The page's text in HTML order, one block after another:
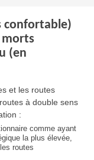
confortable)
(en
et les routes
à double sens
:
comme ayant
la plus élevée,
routes